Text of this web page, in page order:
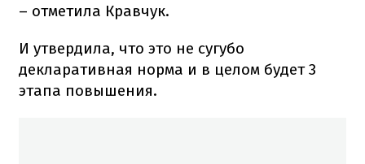
– отметила Кравчук.
И утвердила, что это не сугубо
декларативная норма и в целом будет 3
этапа повышения.